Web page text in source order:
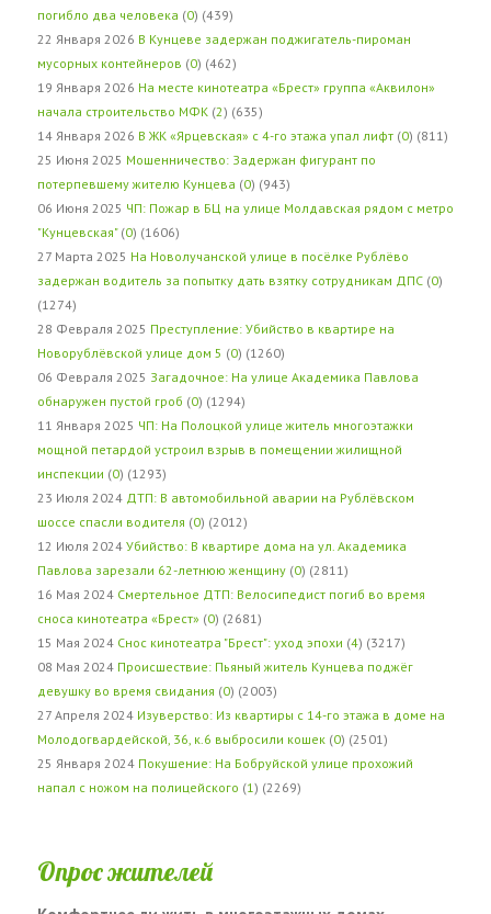
погибло два человека (0) (439)
22 Января 2026 В Кунцеве задержан поджигатель-пироман
мусорных контейнеров (0) (462)
19 Января 2026 На месте кинотеатра «Брест» группа «Аквилон»
начала строительство МФК (2) (635)
14 Января 2026 В ЖК «Ярцевская» с 4-го этажа упал лифт (0) (811)
25 Июня 2025 Мошенничество: Задержан фигурант по
потерпевшему жителю Кунцева (0) (943)
06 Июня 2025 ЧП: Пожар в БЦ на улице Молдавская рядом с метро
"Кунцевская" (0) (1606)
27 Марта 2025 На Новолучанской улице в посёлке Рублёво
задержан водитель за попытку дать взятку сотрудникам ДПС (0)
(1274)
28 Февраля 2025 Преступление: Убийство в квартире на
Новорублёвской улице дом 5 (0) (1260)
06 Февраля 2025 Загадочное: На улице Академика Павлова
обнаружен пустой гроб (0) (1294)
11 Января 2025 ЧП: На Полоцкой улице житель многоэтажки
мощной петардой устроил взрыв в помещении жилищной
инспекции (0) (1293)
23 Июля 2024 ДТП: В автомобильной аварии на Рублёвском
шоссе спасли водителя (0) (2012)
12 Июля 2024 Убийство: В квартире дома на ул. Академика
Павлова зарезали 62-летнюю женщину (0) (2811)
16 Мая 2024 Смертельное ДТП: Велосипедист погиб во время
сноса кинотеатра «Брест» (0) (2681)
15 Мая 2024 Снос кинотеатра "Брест": уход эпохи (4) (3217)
08 Мая 2024 Происшествие: Пьяный житель Кунцева поджёг
девушку во время свидания (0) (2003)
27 Апреля 2024 Изуверство: Из квартиры с 14-го этажа в доме на
Молодогвардейской, 36, к.6 выбросили кошек (0) (2501)
25 Января 2024 Покушение: На Бобруйской улице прохожий
напал с ножом на полицейского (1 ) (2269)
Опрос жителей